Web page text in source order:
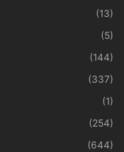
(13)
(5)
(144)
(337)
(1)
(254)
(644)